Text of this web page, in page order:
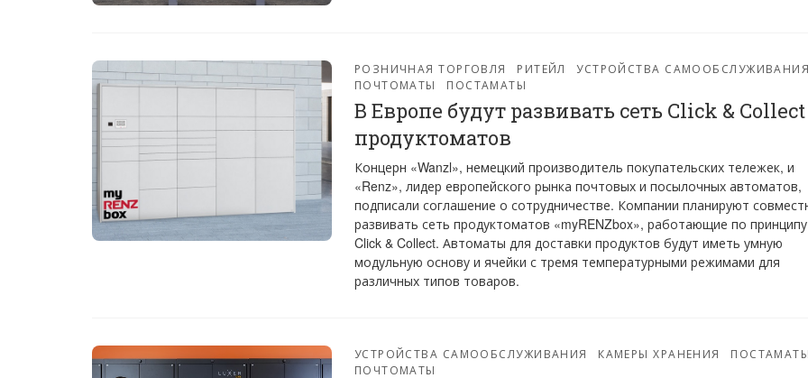
РОЗНИЧНАЯ ТОРГОВЛЯ РИТЕЙЛ
УСТРОЙСТВА
ПОЧТОМАТЫ
ПОСТАМАТЫ
В Европе будут развивать сеть Click & Collect
продуктоматов
Концерн «Wanzl», немецкий производитель покупательских тележек, и
«Renz», лидер европейского рынка почтовых и посылочных автоматов,
подписали соглашение о сотрудничестве. Компании планируют
развивать сеть продуктоматов «myRENZbox», работающие по принципу
Click & Collect. Автоматы для доставки продуктов будут иметь умную
модульную основу и ячейки с тремя температурными режимами для
различных типов товаров.
УСТРОЙСТВА САМООБСЛУЖИВАНИЯ КАМЕРЫ ХРАНЕНИЯ
ПОЧТОМАТЫ